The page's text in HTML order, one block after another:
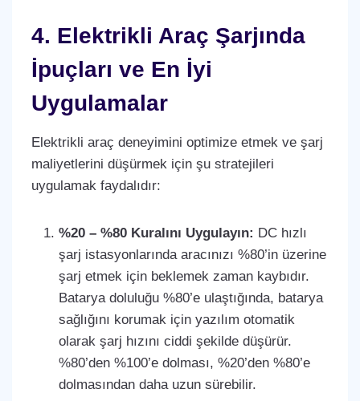
4. Elektrikli Araç Şarjında
İpuçları ve En İyi
Uygulamalar
Elektrikli araç deneyimini optimize etmek ve şarj
maliyetlerini düşürmek için şu stratejileri
uygulamak faydalıdır:
%20 – %80 Kuralını Uygulayın: DC hızlı
şarj istasyonlarında aracınızı %80’in üzerine
şarj etmek için beklemek zaman kaybıdır.
Batarya doluluğu %80’e ulaştığında, batarya
sağlığını korumak için yazılım otomatik
olarak şarj hızını ciddi şekilde düşürür.
%80’den %100’e dolması, %20’den %80’e
dolmasından daha uzun sürebilir.